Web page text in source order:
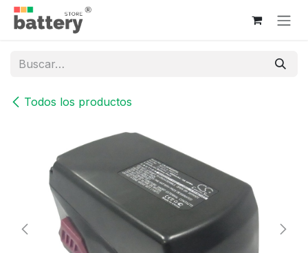
Ir al contenido
Todos los productos